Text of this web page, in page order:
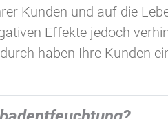
Kunden und auf die
Effekte jedoch
haben Ihre Kunden